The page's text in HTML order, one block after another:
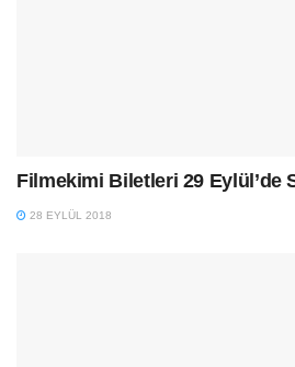
Filmekimi Biletleri 29 Eylül’de
28 EYLÜL 2018